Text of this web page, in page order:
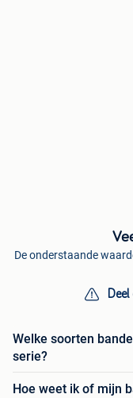
De onderstaande
Welke soorten
serie?
Hoe weet ik of mijn